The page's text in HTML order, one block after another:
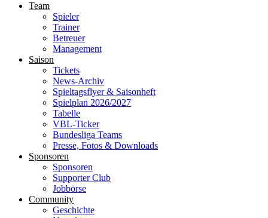
Team
Spieler
Trainer
Betreuer
Management
Saison
Tickets
News-Archiv
Spieltagsflyer & Saisonheft
Spielplan 2026/2027
Tabelle
VBL-Ticker
Bundesliga Teams
Presse, Fotos & Downloads
Sponsoren
Sponsoren
Supporter Club
Jobbörse
Community
Geschichte